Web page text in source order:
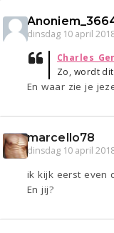
dinsdag 10 april
Zo, wordt
En waar zie je
marcello78
dinsdag 10 april
ik kijk eerst even
En jij?